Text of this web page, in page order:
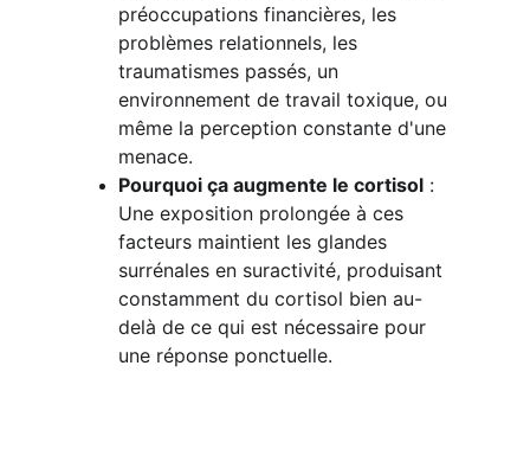
préoccupations financières, les
problèmes relationnels, les
traumatismes passés, un
environnement de travail toxique, ou
même la perception constante d'une
menace.
Pourquoi ça augmente le cortisol :
Une exposition prolongée à ces
facteurs maintient les glandes
surrénales en suractivité, produisant
constamment du cortisol bien au-
delà de ce qui est nécessaire pour
une réponse ponctuelle.